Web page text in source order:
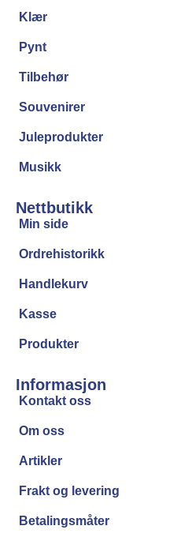
Klær
Pynt
Tilbehør
Souvenirer
Juleprodukter
Musikk
Nettbutikk
Min side
Ordrehistorikk
Handlekurv
Kasse
Produkter
Informasjon
Kontakt oss
Om oss
Artikler
Frakt og levering
Betalingsmåter